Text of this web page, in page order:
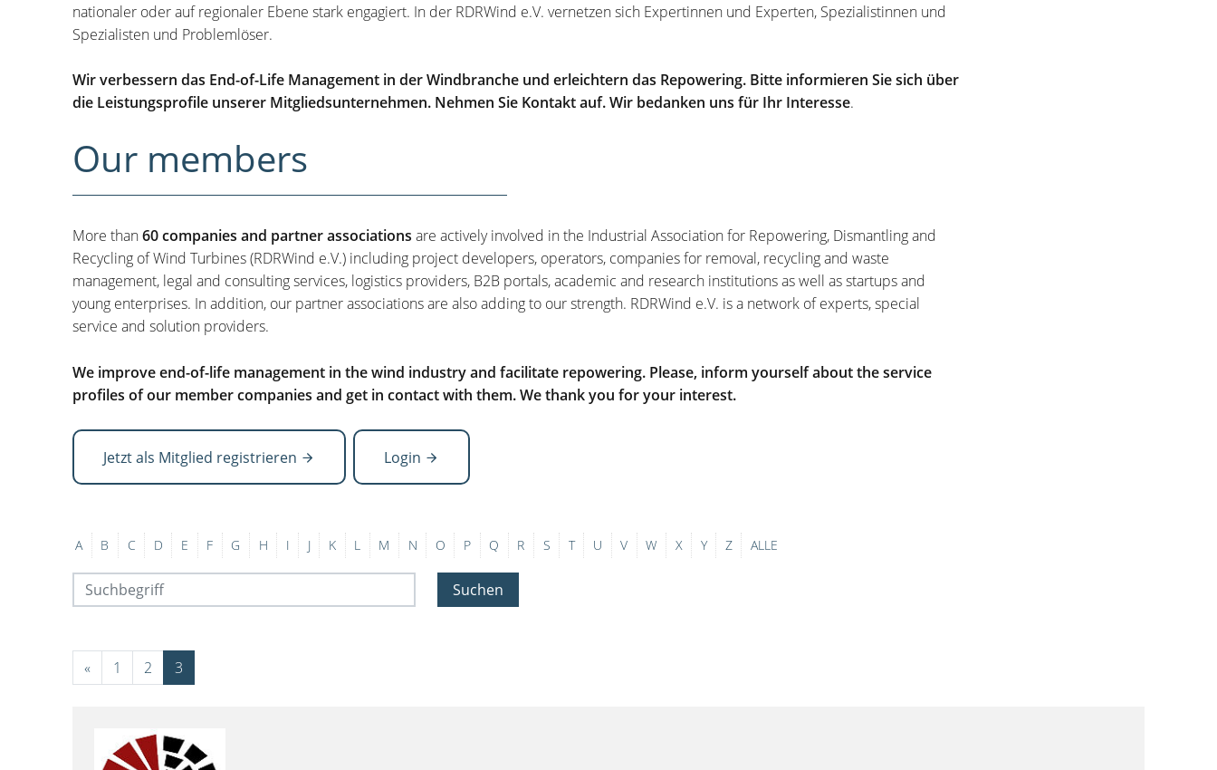
nationaler oder auf regionaler Ebene stark engagiert. In der RDRWind e.V. vernetzen sich Expertinnen und Experten, Spezialistinnen und
Spezialisten und Problemlöser.
Wir verbessern das End-of-Life Management in der Windbranche und erleichtern das Repowering. Bitte informieren Sie sich über
die Leistungsprofile unserer Mitgliedsunternehmen. Nehmen Sie Kontakt auf. Wir bedanken uns für Ihr Interesse.
Our members
More than60 companies and partner associations are actively involved in the Industrial Association for Repowering, Dismantling and
Recycling of Wind Turbines (RDRWind e.V.) including project developers, operators, companies for removal, recycling and waste
management, legal and consulting services, logistics providers, B2B portals, academic and research institutions as well as startups and
young enterprises. In addition, our partner associations are also adding to our strength. RDRWind e.V. is a network of experts, special
service and solution providers.
We improve end-of-life management in the wind industry and facilitate repowering. Please, inform yourself about the service
profiles of our member companies and get in contact with them. We thank you for your interest.
Jetzt als Mitglied registrieren Login
A B C D E F G H I J K L M N O P Q R S T U V W X Y Z ALLE
Suchen
« 1 2 3